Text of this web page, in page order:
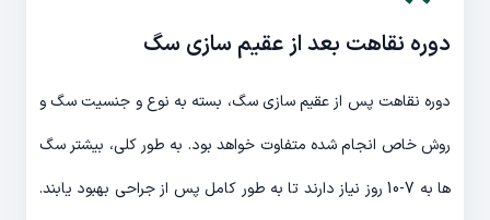
دوره نقاهت بعد از عقیم سازی سگ
دوره نقاهت پس از عقیم سازی سگ، بسته به نوع و جنسیت سگ و
روش خاص انجام شده متفاوت خواهد بود. به طور کلی، بیشتر سگ
ها به 7-10 روز نیاز دارند تا به طور کامل پس از جراحی بهبود یابند.